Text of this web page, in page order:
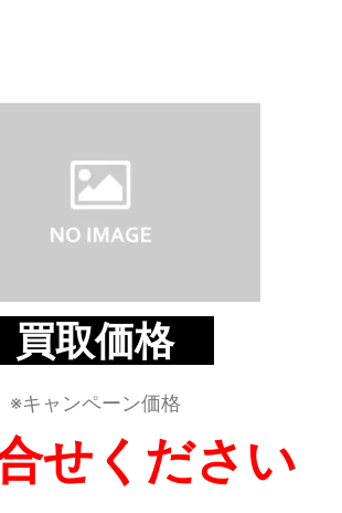
買取価格
※キャンペーン価格
せください